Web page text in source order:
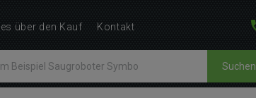
Suchen
über den Kauf Kontakt